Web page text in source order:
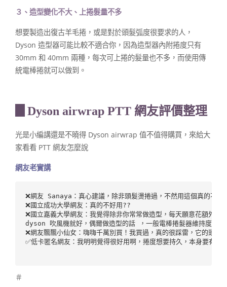
３、造型變化不大、上捲髮量不多
想要製造出復古羊毛捲，或是對於頭髮弧度很要求的人，
Dyson 造型器可能比較不適合你，因為造型器內附捲度只有
30mm 和 40mm 兩種，每次可上捲的髮量也不多，而使用傳
統電棒捲就可以做到。
▊Dyson airwrap PTT 網友評價整理
光是小編講還是不曉得 Dyson airwrap 值不值得購買，來給大
家看看 PTT 網友怎麼說
網友老實講
❌網友 Sanaya：真心建議，除非頭髮燙捲過，不然用這個真的不持
❌國立嘉義大學網友：我覺得除非你常常做造型，每天願意花額外
dyson 吹風機就好，偶爾做造型的話 ，一般電棒捲髮器維持度比較
❌網友飄飄小仙女：
✅低卡匿名網友：我明明覺得很好用啊，捲度想要持久，本身要有
＃